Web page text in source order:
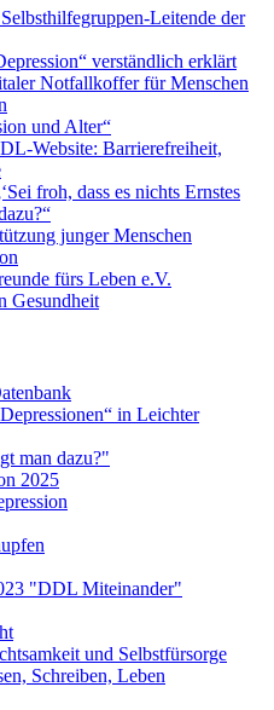
Leitende der
verständlich erklärt
Notfallkoffer für Menschen
und Alter“
Website: Barrierefreiheit,
froh, dass es nichts Ernstes
junger Menschen
fürs Leben e.V.
Gesundheit
in Leichter
man dazu?"
2025
"DDL Miteinander"
und Selbstfürsorge
Schreiben, Leben